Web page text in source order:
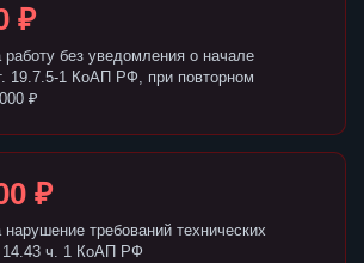
₽
без уведомления о начале
19.7.5-1 КоАП РФ, при повторном
₽
₽
требований технических
14.43 ч. 1 КоАП РФ